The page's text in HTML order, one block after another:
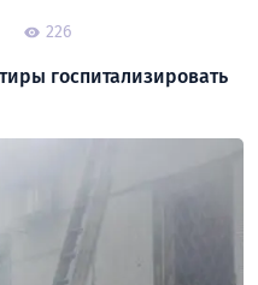
226
госпитализировать